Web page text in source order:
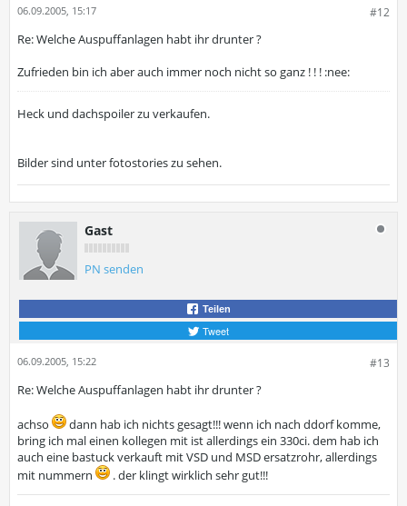
#12
06.09.2005, 15:17
Re: Welche Auspuffanlagen habt ihr drunter ?
Zufrieden bin ich aber auch immer noch nicht so ganz ! ! ! :nee:
Heck und dachspoiler zu verkaufen.
Bilder sind unter fotostories zu sehen.
Gast
PN senden
Teilen
Tweet
#13
06.09.2005, 15:22
Re: Welche Auspuffanlagen habt ihr drunter ?
achso
dann hab ich nichts gesagt!!! wenn ich nach ddorf komme,
bring ich mal einen kollegen mit ist allerdings ein 330ci. dem hab ich
auch eine bastuck verkauft mit VSD und MSD ersatzrohr, allerdings
mit nummern
. der klingt wirklich sehr gut!!!